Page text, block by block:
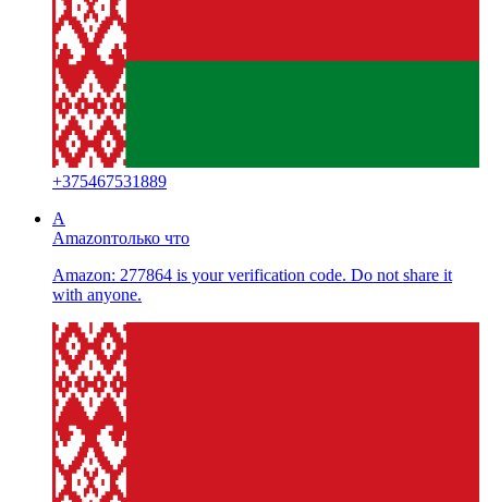
+375467531889
A
Amazonтолько что
Amazon: 277864 is your verification code. Do not share it
with anyone.